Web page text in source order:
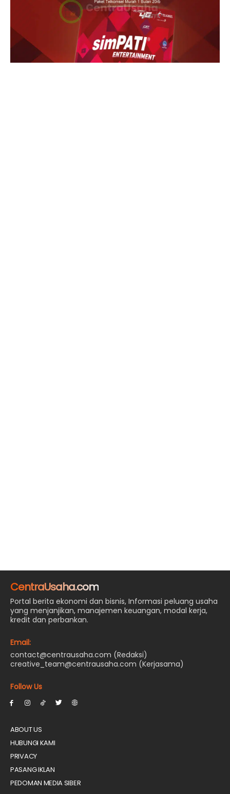
CentraUsaha.com
Portal berita ekonomi dan bisnis, Informasi peluang usaha
yang menjanjikan, manajemen keuangan, modal kerja,
kredit dan perbankan.
Email:
contact@centrausaha.com (Redaksi)
creative_team@centrausaha.com (Kerjasama)
Follow Us
ABOUT US
HUBUNGI KAMI
PRIVACY
PASANG IKLAN
PEDOMAN MEDIA SIBER